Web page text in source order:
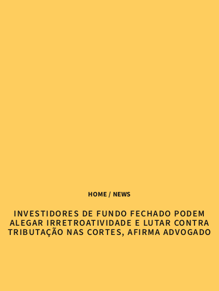
HOME / NEWS
INVESTIDORES DE FUNDO FECHADO PODEM
ALEGAR IRRETROATIVIDADE E LUTAR CONTRA
TRIBUTAÇÃO NAS CORTES, AFIRMA ADVOGADO